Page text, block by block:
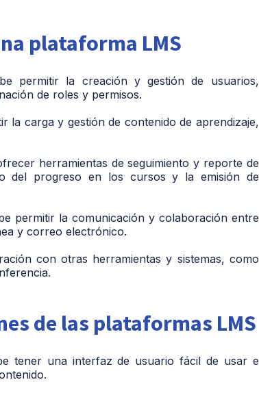
plataforma LMS
permitir la creación y gestión de usuarios,
de roles y permisos.
la carga y gestión de contenido de aprendizaje,
herramientas de seguimiento y reporte de
del progreso en los cursos y la emisión de
permitir la comunicación y colaboración entre
y correo electrónico.
con otras herramientas y sistemas, como
de las plataformas LMS
tener una interfaz de usuario fácil de usar e